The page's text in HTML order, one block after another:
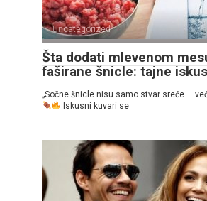
Uncategorized
Šta dodati mlevenom
faširane šnicle: tajne
„Sočne šnicle nisu samo stvar sreće —
Iskusni kuvari se